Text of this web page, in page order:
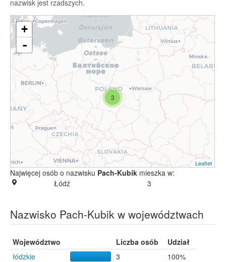
nazwisk jest rzadszych.
3
+
-
Leaflet
Najwięcej osób o nazwisku Pach-Kubik mieszka w:
Łódź
3
Nazwisko Pach-Kubik w województwach
Województwo Liczba osób
Udział
łódzkie
3 100%